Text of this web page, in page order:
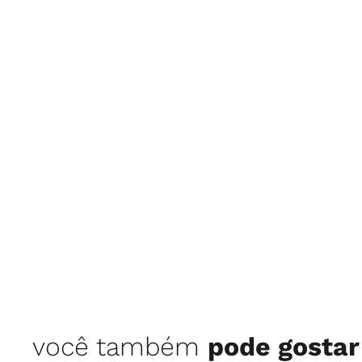
você também pode gostar